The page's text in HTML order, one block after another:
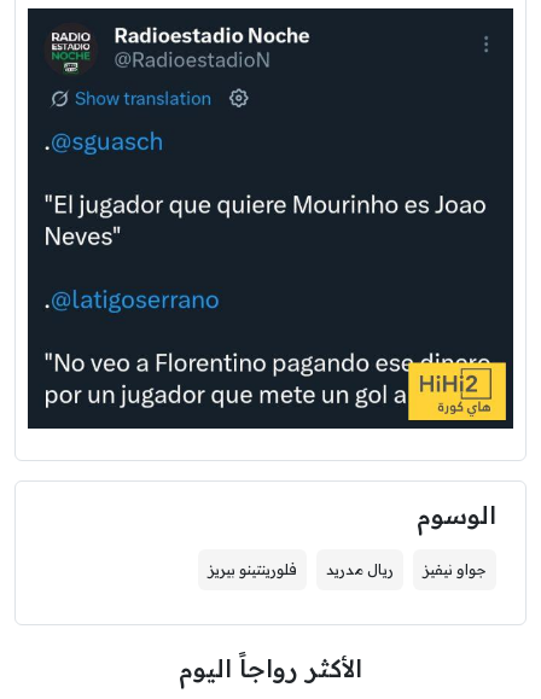
الوسوم
جواو نيفيز ريال مدريد فلورينتينو بيريز
الأكثر رواجاً اليوم